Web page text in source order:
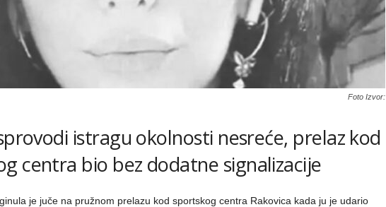
Foto Izvor:
istragu okolnosti nesreće, prelaz kod
centra bio bez dodatne signalizacije
je juče na pružnom prelazu kod sportskog centra Rakovica kada ju je udario